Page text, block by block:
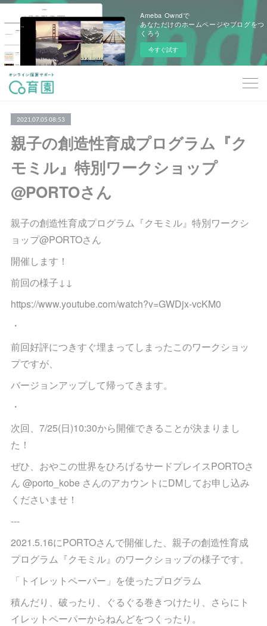
Ameba Owndで
あなただけのホームページやブログをつ
くろう
今すぐ試す
2021.07.05 08:53
親子の創造性育成プログラム『ク
モミル』特別ワークショップ
@PORTOさん
親子の創造性育成プログラム『クモミル』特別ワークシ
ョップ@PORTOさん
開催します！
前回の様子↓↓
https://www.youtube.com/watch?v=GWDjx-vcKM0
・
前回好評につきすぐ埋まってしまったこのワークショッ
プですが、
バージョンアップして帰ってきます。
・
次回、7/25(日)10:30から開催できることが決まりまし
た！
ぜひ、おやこの世界をひろげるサードプレイスPORTOさ
ん @porto_kobe さんのアカウントにDMしてお申し込み
くださいませ！
---
2021.5.16にPORTOさんで開催した、親子の創造性育成
プログラム『クモミル』のワークショップの様子です。
「トイレットペーパー」を使ったプログラム
積んだり、破ったり、ぐるぐる巻きつけたり、さらにト
イレットペーパーからねんどをつくったり。